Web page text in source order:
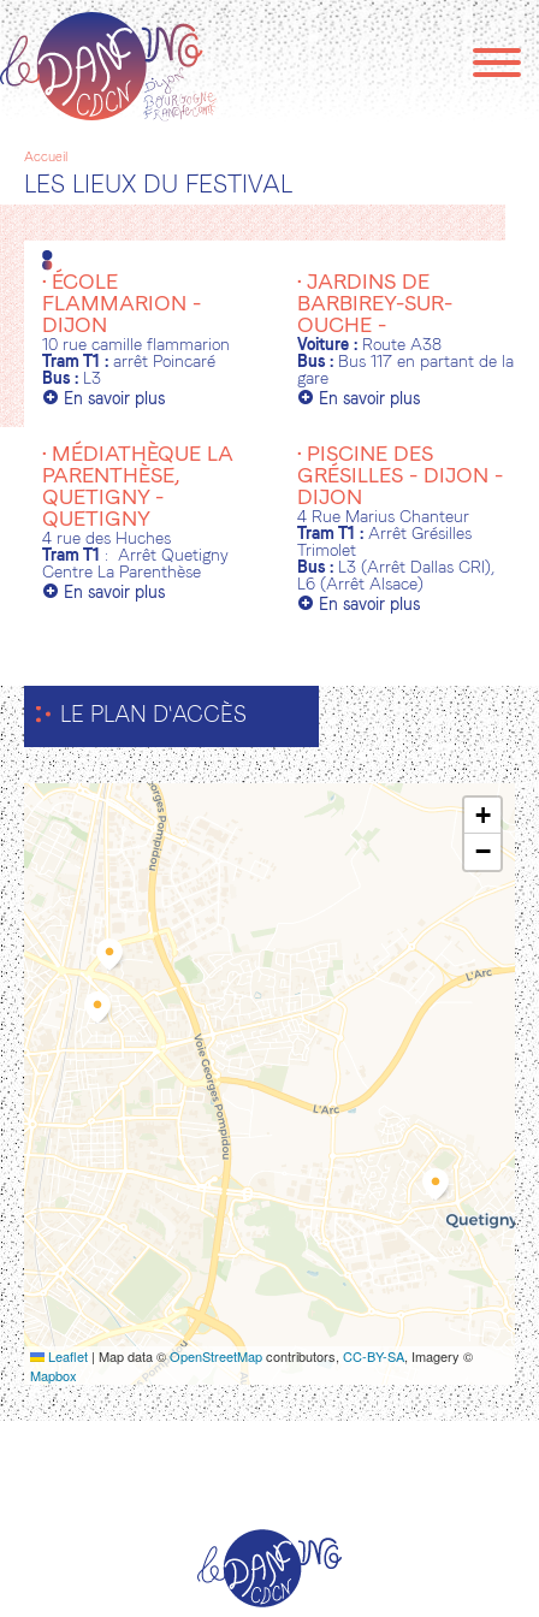
Aller
au
contenu
principal
Fil
d'Ariane
Accueil
LES LIEUX DU FESTIVAL
• ÉCOLE
FLAMMARION -
DIJON
10 rue camille flammarion
Tram T1 : arrêt Poincaré
Bus : L3
+ En savoir plus
• JARDINS DE
BARBIREY-SUR-
OUCHE-
Voiture : Route A38
Bus :Bus 117 en partant de la
gare
+ En savoir plus
• MÉDIATHÈQUE LA
PARENTHÈSE,
QUETIGNY -
QUETIGNY
4 rue des Huches
Tram T1 : Arrêt Quetigny
Centre La Parenthèse
+ En savoir plus
• PISCINE DES
GRÉSILLES - DIJON -
DIJON
4 Rue Marius Chanteur
Tram T1 : Arrêt Grésilles
Trimolet
Bus : L3 (Arrêt Dallas CRI),
L6 (Arrêt Alsace)
+ En savoir plus
LE PLAN D'ACCÈS
+
−
Leaflet | Map data ©OpenStreetMapcontributors, CC-BY-SA, Imagery ©
Mapbox